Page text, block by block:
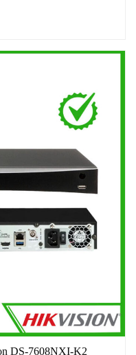
DS-7608NXI-K2